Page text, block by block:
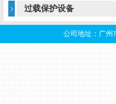
过载保护设备
公司地址：广